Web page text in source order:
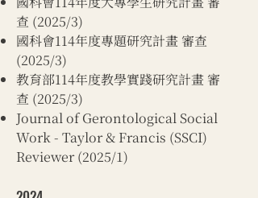
查 (2025/3)
國科會114年度專題研究計畫 審查
(2025/3)
教育部114年度教學實踐研究計畫 審
查 (2025/3)
Journal of Gerontological Social
Work - Taylor & Francis (SSCI)
Reviewer (2025/1)